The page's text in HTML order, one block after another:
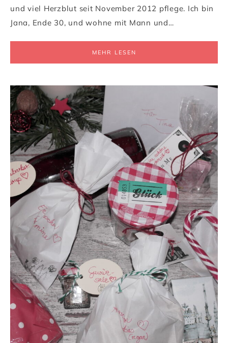
und viel Herzblut seit November 2012 pflege. Ich bin
Jana, Ende 30, und wohne mit Mann und…
MEHR LESEN